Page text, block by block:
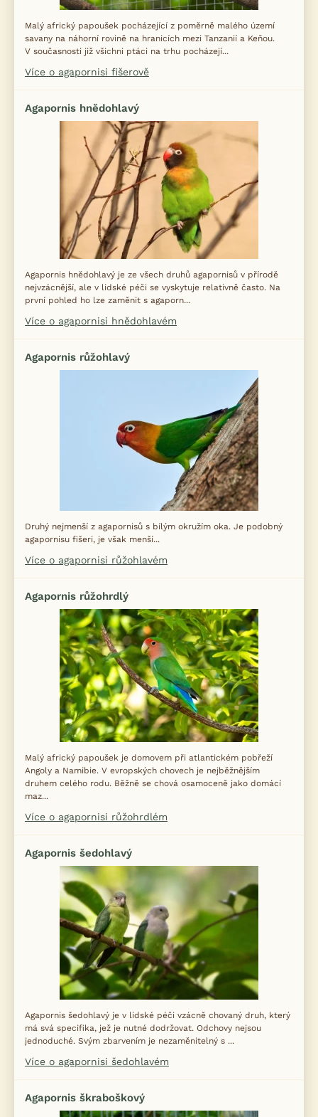
Malý africký papoušek pocházející z poměrně malého území
savany na náhorní rovině na hranicích mezi Tanzanií a Keňou.
V současnosti již všichni ptáci na trhu pocházejí...
Více o agapornisi fišerově
Agapornis hnědohlavý
Agapornis hnědohlavý je ze všech druhů agapornisů v přírodě
nejvzácnější, ale v lidské péči se vyskytuje relativně často. Na
první pohled ho lze zaměnit s agaporn...
Více o agapornisi hnědohlavém
Agapornis růžohlavý
Druhý nejmenší z agapornisů s bílým okružím oka. Je podobný
agapornisu fišeri, je však menší...
Více o agapornisi růžohlavém
Agapornis růžohrdlý
Malý africký papoušek je domovem při atlantickém pobřeží
Angoly a Namibie. V evropských chovech je nejběžnějším
druhem celého rodu. Běžně se chová osamoceně jako domácí
maz...
Více o agapornisi růžohrdlém
Agapornis šedohlavý
Agapornis šedohlavý je v lidské péči vzácně chovaný druh, který
má svá specifika, jež je nutné dodržovat. Odchovy nejsou
jednoduché. Svým zbarvením je nezaměnitelný s ...
Více o agapornisi šedohlavém
Agapornis škraboškový